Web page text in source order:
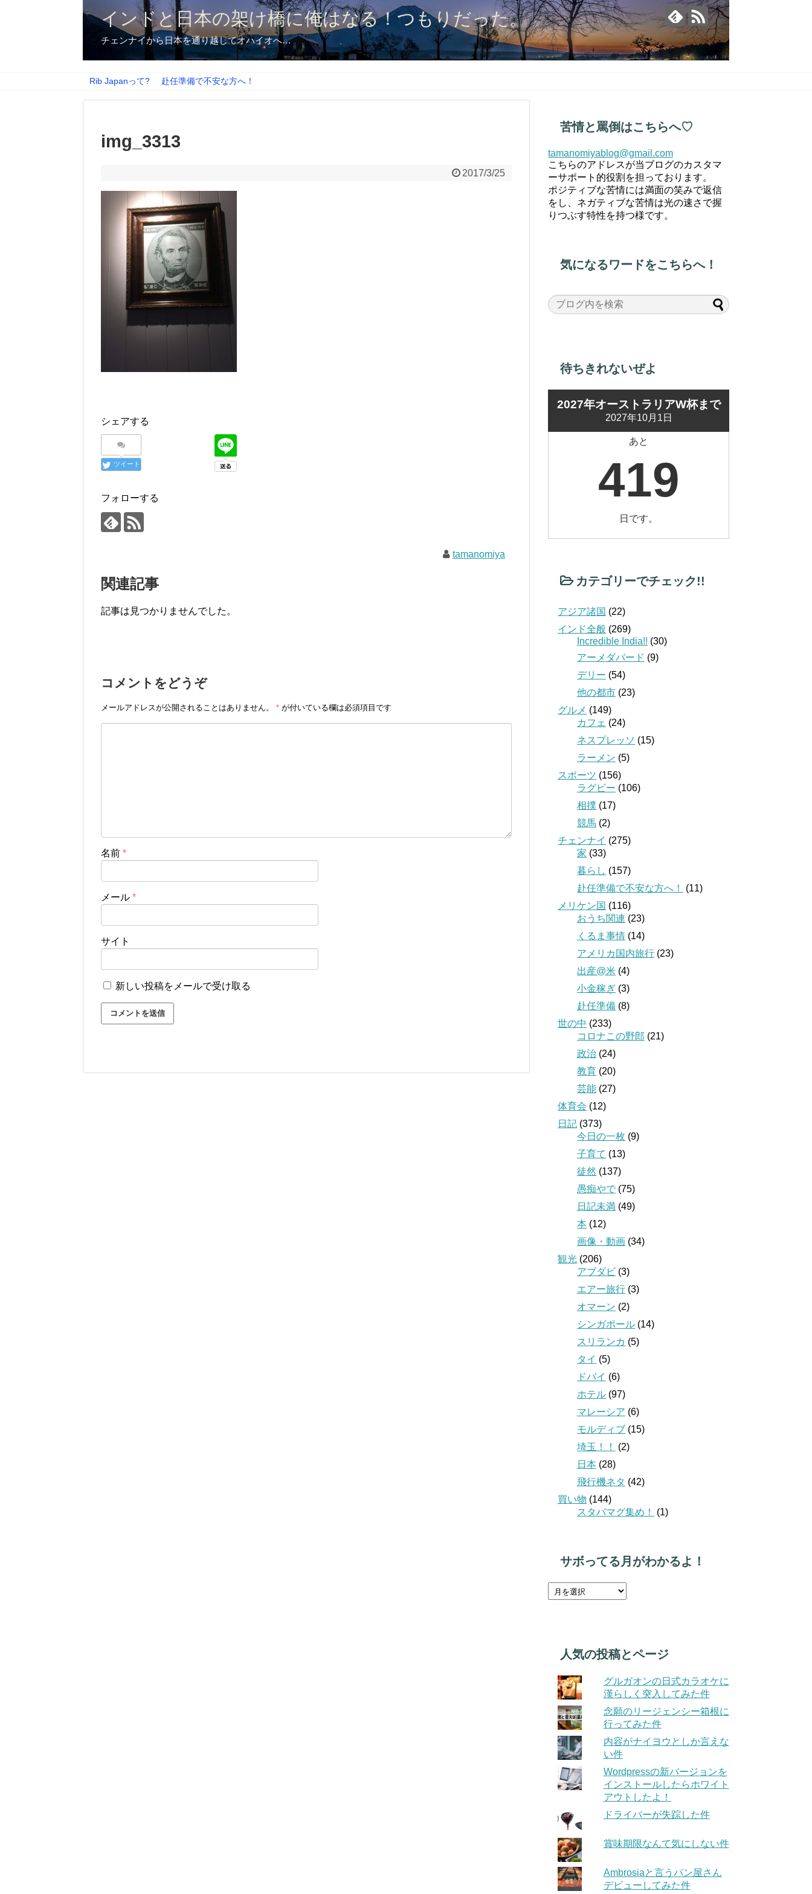
インドと日本の架け橋に俺はなる！つもりだった。
チェンナイから日本を通り越してオハイオへ…
Rib Japanって? 赴任準備で不安な方へ！
img_3313
2017/3/25
シェアする
ツイート
フォローする
tamanomiya
関連記事
記事は見つかりませんでした。
コメントをどうぞ
メールアドレスが公開されることはありません。 * が付いている欄は必須項目です
名前 *
メール *
サイト
新しい投稿をメールで受け取る
苦情と罵倒はこちらへ♡
tamanomiyablog@gmail.com
こちらのアドレスが当ブログのカスタマ
ーサポート的役割を担っております。
ポジティブな苦情には満面の笑みで返信
をし、ネガティブな苦情は光の速さで握
りつぶす特性を持つ様です。
気になるワードをこちらへ！
待ちきれないぜよ
2027年オーストラリアW杯まで
2027年10月1日
あと
419
日です。
カテゴリーでチェック!!
アジア諸国 (22)
インド全般 (269)
Incredible India!! (30)
アーメダバード (9)
デリー (54)
他の都市 (23)
グルメ (149)
カフェ (24)
ネスプレッソ (15)
ラーメン (5)
スポーツ (156)
ラグビー (106)
相撲 (17)
競馬 (2)
チェンナイ (275)
家 (33)
暮らし (157)
赴任準備で不安な方へ！
(11)
メリケン国 (116)
おうち関連 (23)
くるま事情 (14)
アメリカ国内旅行 (23)
出産@米 (4)
小金稼ぎ (3)
赴任準備 (8)
世の中 (233)
コロナこの野郎 (21)
政治 (24)
教育 (20)
芸能 (27)
体育会 (12)
日記 (373)
今日の一枚 (9)
子育て (13)
徒然 (137)
愚痴やで (75)
日記未満 (49)
本 (12)
画像・動画 (34)
観光 (206)
アブダビ (3)
エアー旅行 (3)
オマーン (2)
シンガポール (14)
スリランカ (5)
タイ (5)
ドバイ (6)
ホテル (97)
マレーシア (6)
モルディブ (15)
埼玉！！
(2)
日本 (28)
飛行機ネタ (42)
買い物 (144)
スタバマグ集め！
(1)
サボってる月がわかるよ！
人気の投稿とページ
グルガオンの日式カラオケに
漢らしく突入してみた件
念願のリージェンシー箱根に
行ってみた件
内容がナイヨウとしか言えな
い件
Wordpressの新バージョンを
インストールしたらホワイト
アウトしたよ！
ドライバーが失踪した件
賞味期限なんて気にしない件
Ambrosiaと言うパン屋さん
デビューしてみた件